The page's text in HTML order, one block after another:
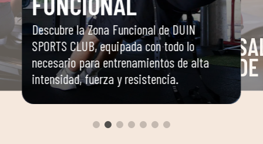
Descubre la Zona Funcional de DUIN
SPORTS CLUB, equipada con todo lo
necesario para entrenamientos de alta
intensidad, fuerza y resistencia.